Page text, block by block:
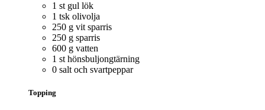
1 st gul lök
1 tsk olivolja
250 g vit sparris
250 g sparris
600 g vatten
1 st hönsbuljongtärning
0 salt och svartpeppar
Topping